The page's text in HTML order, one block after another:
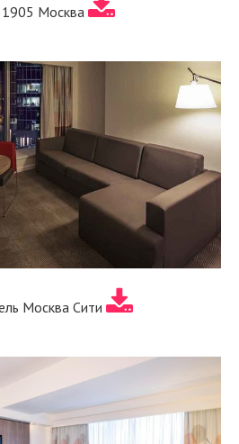
Москва
Москва Сити